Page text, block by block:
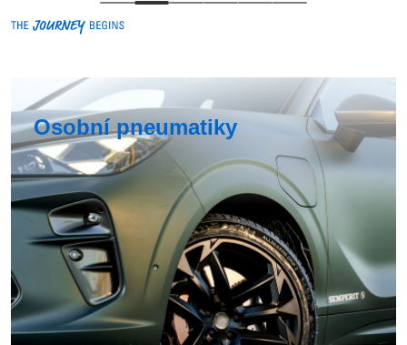
Osobní pneumatiky